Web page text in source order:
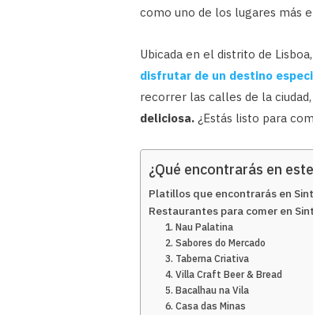
como uno de los lugares más
Ubicada en el distrito de Lisboa,
disfrutar de un destino
recorrer las calles de la ciudad,
deliciosa. ¿Estás listo para
¿Qué encontrarás en
Platillos que encontrarás en
Restaurantes para comer en
1. Nau Palatina
2. Sabores do Mercado
3. Taberna Criativa
4. Villa Craft Beer & Bread
5. Bacalhau na Vila
6. Casa das Minas